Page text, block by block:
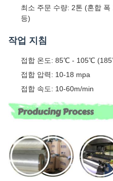
최소 주문 수량: 2톤 (혼합
등)
작업 지침
접합 온도: 85℃ - 105℃
접합 압력: 10-18 mpa
접합 속도: 10-60m/min